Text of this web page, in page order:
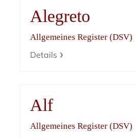
Alegreto
Allgemeines Register (DSV)
Details
Alf
Allgemeines Register (DSV)